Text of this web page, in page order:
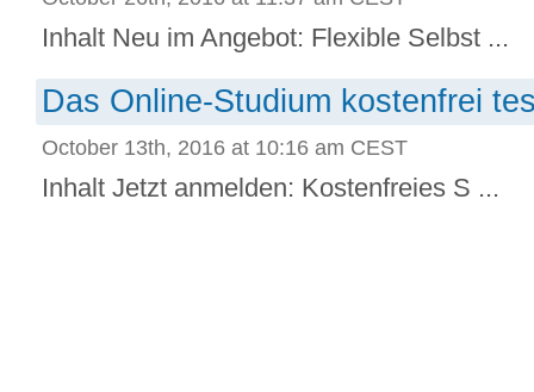
Inhalt Neu im Angebot: Flexible Selbst ...
Das Online-Studium kostenfrei
October 13th, 2016 at 10:16 am CEST
Inhalt Jetzt anmelden: Kostenfreies S ...